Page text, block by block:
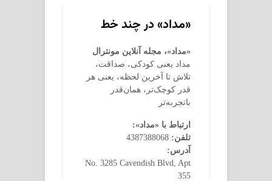
«مداد» در چند خط
«مداد»، مجله آنلاین مونترال
مداد یعنی کودکی، صداقت،
تلاش تا آخرین لحظه، یعنی هر
قدر کوچک‌تر، همان‌قدر
باتجربه‌تر
ارتباط با «مداد»:
تلفن:
آدرس:
No. 3285 Cavendish Blvd, Apt
355